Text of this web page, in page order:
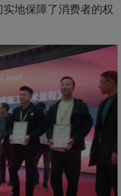
地保障了消费者的权